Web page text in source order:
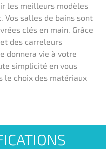
les meilleurs modèles
Vos salles de bains sont
clés en main. Grâce
des carreleurs
donnera vie à votre
simplicité en vous
le choix des matériaux